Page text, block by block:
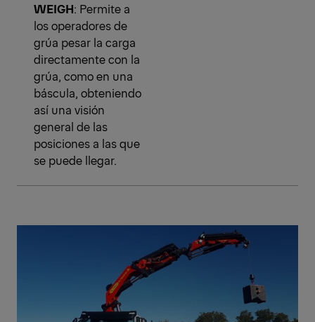
WEIGH: Permite a
los operadores de
grúa pesar la carga
directamente con la
grúa, como en una
báscula, obteniendo
así una visión
general de las
posiciones a las que
se puede llegar.